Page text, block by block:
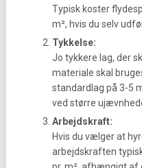
Typisk koster
m², hvis du selv
Tykkelse:
Jo tykkere lag, der
materiale skal
standardlag på 3-5
ved større
Arbejdskraft:
Hvis du vælger at
arbejdskraften